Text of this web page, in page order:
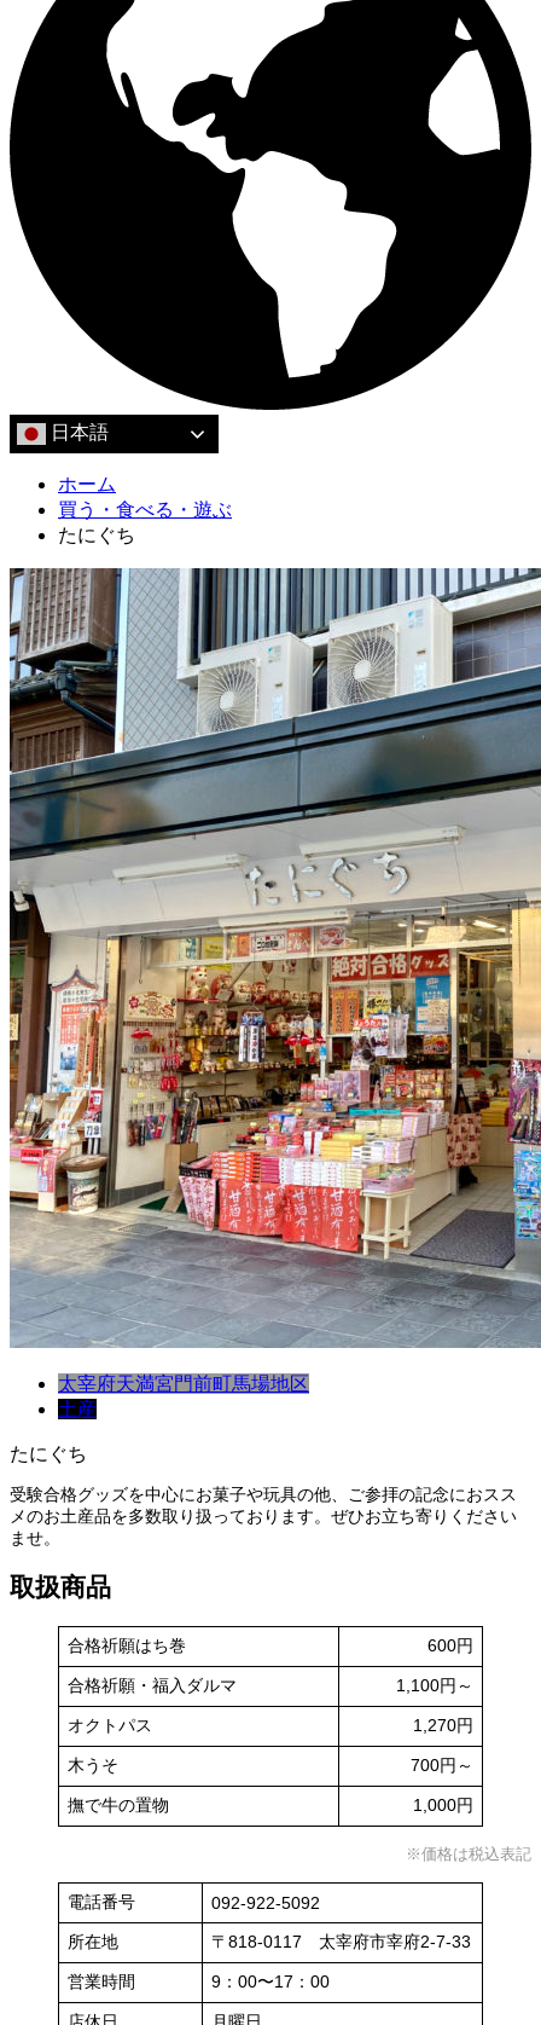
日本語
ホーム
買う・食べる・遊ぶ
たにぐち
太宰府天満宮門前町馬場地区
土産
たにぐち
受験合格グッズを中心にお菓子や玩具の他、ご参拝の記念におスス
メのお土産品を多数取り扱っております。ぜひお立ち寄りください
ませ。
取扱商品
合格祈願はち巻 600円
合格祈願・福入ダルマ 1,100円～
オクトパス 1,270円
木うそ 700円～
撫で牛の置物 1,000円
※価格は税込表記
電話番号
092-922-5092
所在地
〒818-0117 太宰府市宰府2-7-33
営業時間 9：00〜17：00
店休日 月曜日